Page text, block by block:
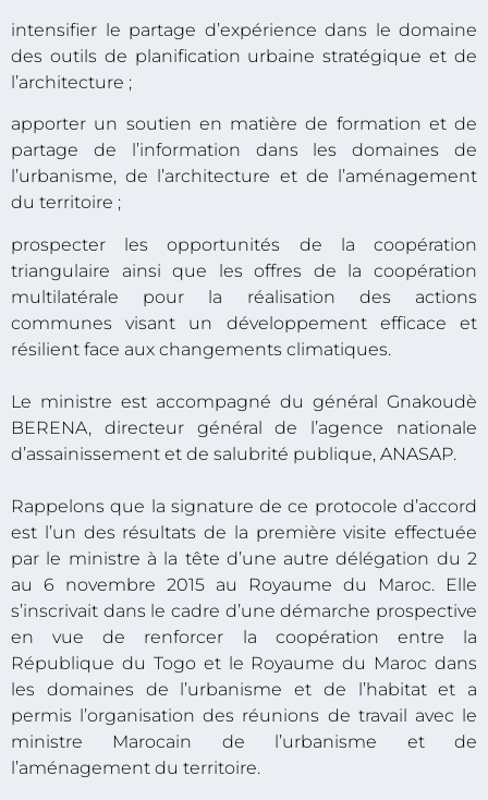
intensifier le partage d’expérience dans le domaine
des outils de planification urbaine stratégique et de
l’architecture ;
apporter un soutien en matière de formation et de
partage de l’information dans les domaines de
l’urbanisme, de l’architecture et de l’aménagement
du territoire ;
prospecter les opportunités de la coopération
triangulaire ainsi que les offres de la coopération
multilatérale pour la réalisation des actions
communes visant un développement efficace et
résilient face aux changements climatiques.
Le ministre est accompagné du général Gnakoudè
BERENA, directeur général de l’agence nationale
d’assainissement et de salubrité publique, ANASAP.
Rappelons que la signature de ce protocole d’accord
est l’un des résultats de la première visite effectuée
par le ministre à la tête d’une autre délégation du 2
au 6 novembre 2015 au Royaume du Maroc. Elle
s’inscrivait dans le cadre d’une démarche prospective
en vue de renforcer la coopération entre la
République du Togo et le Royaume du Maroc dans
les domaines de l’urbanisme et de l’habitat et a
permis l’organisation des réunions de travail avec le
ministre Marocain de l’urbanisme et de
l’aménagement du territoire.